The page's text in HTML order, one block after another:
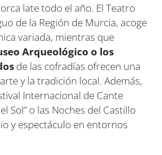
late todo el año. El Teatro
de la Región de Murcia, acoge
variada, mientras que
Arqueológico o los
de las cofradías ofrecen una
y la tradición local. Además,
Internacional de Cante
Sol” o las Noches del Castillo
y espectáculo en entornos